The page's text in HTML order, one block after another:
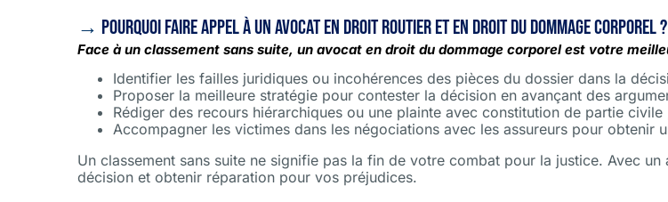
→ pourquoi faire appel à un avocat en droit routier et en droit du dommage corporel ?
Face à un classement sans suite, un avocat en droit du dommage corporel est votre
Identifier les failles juridiques ou incohérences des pièces du dossier dans la
Proposer la meilleure stratégie pour contester la décision en avançant des
Rédiger des recours hiérarchiques ou une plainte avec constitution de partie civile
Accompagner les victimes dans les négociations avec les assureurs pour obtenir
Un classement sans suite ne signifie pas la fin de votre combat pour la justice. Avec
décision et obtenir réparation pour vos préjudices.